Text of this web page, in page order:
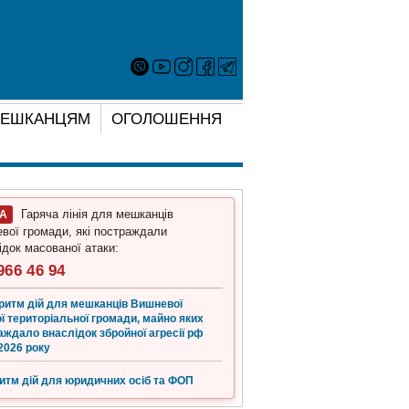
ОГОЛОШЕННЯ
Гаряча лінія для мешканців
громади, які постраждали
масованої атаки:
46 94
дій для мешканців Вишневої
територіальної громади, майно яких
внаслідок збройної агресії рф
року
дій для юридичних осіб та ФОП